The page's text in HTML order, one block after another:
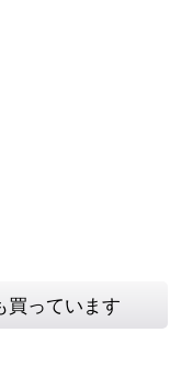
買っています